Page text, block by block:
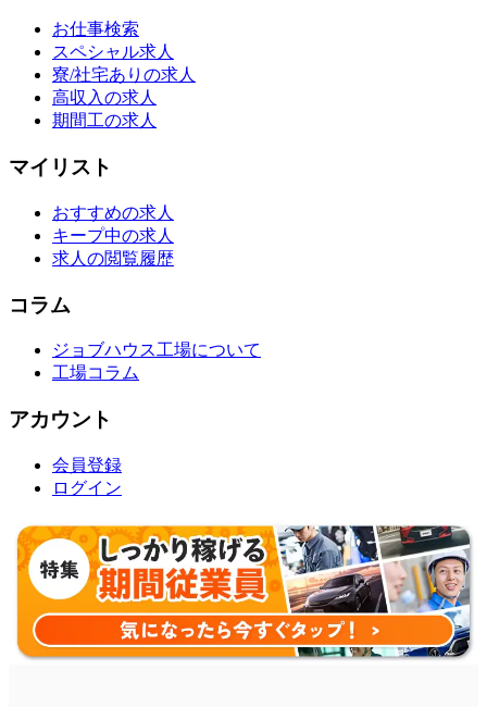
お仕事検索
スペシャル求人
寮/社宅ありの求人
高収入の求人
期間工の求人
マイリスト
おすすめの求人
キープ中の求人
求人の閲覧履歴
コラム
ジョブハウス工場について
工場コラム
アカウント
会員登録
ログイン